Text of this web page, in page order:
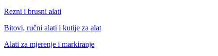
Rezni i brusni alati
Bitovi, ručni alati i kutije za alat
Alati za mjerenje i markiranje